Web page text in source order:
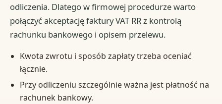
odliczenia. Dlatego w firmowej procedurze warto
połączyć akceptację faktury VAT RR z kontrolą
rachunku bankowego i opisem przelewu.
Kwota zwrotu i sposób zapłaty trzeba oceniać
łącznie.
Przy odliczeniu szczególnie ważna jest płatność na
rachunek bankowy.